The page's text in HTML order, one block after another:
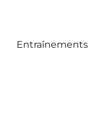
Entraînements